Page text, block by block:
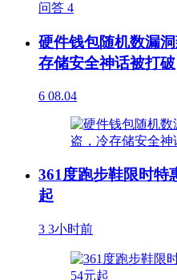
问答 4
硬件钱包随机数漏
存储安全神话被打破
6 08.04
361度跑步鞋限时特
起
3 3小时前